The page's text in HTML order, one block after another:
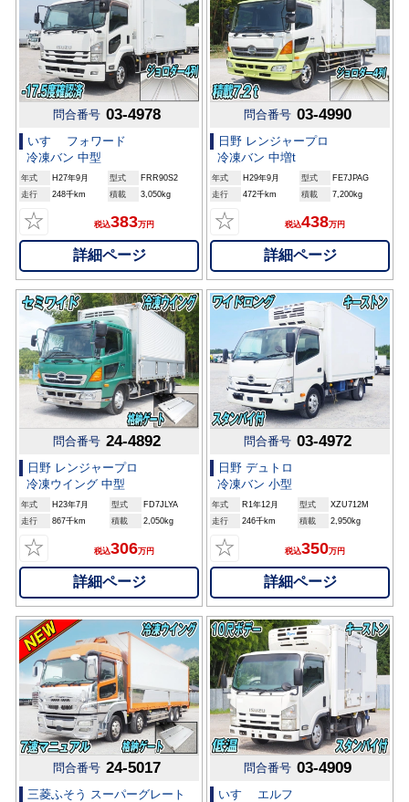
問合番号 03-4978
いすゞ フォワード
冷凍バン 中型
年式 H27年9月 型式
FRR90S2
走行
248千km 積載 3,050kg
☆ 税込383万円
詳細ページ
問合番号 03-4990
日野 レンジャープロ
冷凍バン 中増t
年式 H29年9月 型式
FE7JPAG
走行
472千km 積載 7,200kg
☆ 税込438万円
詳細ページ
問合番号 24-4892
日野 レンジャープロ
冷凍ウイング 中型
年式 H23年7月 型式
FD7JLYA
走行
867千km 積載 2,050kg
☆ 税込306万円
詳細ページ
問合番号 03-4972
日野 デュトロ
冷凍バン 小型
年式 R1年12月 型式
XZU712M
走行
246千km 積載 2,950kg
☆ 税込350万円
詳細ページ
問合番号 24-5017
三菱ふそう スーパーグレート
問合番号 03-4909
いすゞ エルフ